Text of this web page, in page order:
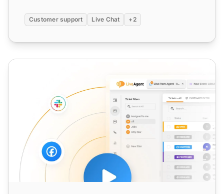
Customer support Live Chat +2
Бесплатный чат-клиент